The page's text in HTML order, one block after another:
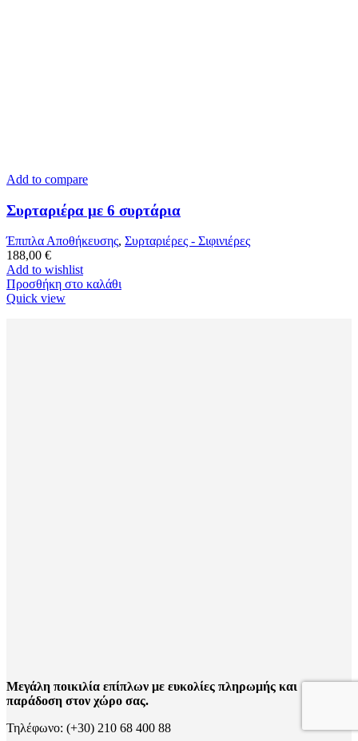
Add to compare
Συρταριέρα με 6 συρτάρια
Έπιπλα Αποθήκευσης, Συρταριέρες - Σιφινιέρες
188,00 €
Add to wishlist
Προσθήκη στο καλάθι
Quick view
Μεγάλη ποικιλία επίπλων με ευκολίες πληρωμής και
παράδοση στον χώρο σας.
Τηλέφωνο: (+30) 210 68 400 88